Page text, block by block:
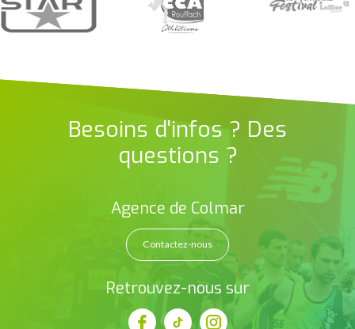
Besoins d'infos ? Des
questions ?
Agence de Colmar
Contactez-nous
Retrouvez-nous sur